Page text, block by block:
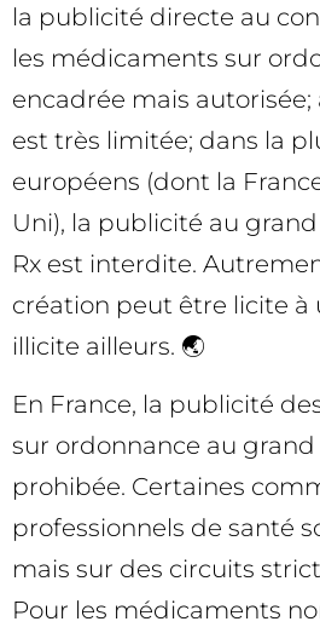
la publicité directe au
les médicaments sur
encadrée mais autorisée;
est très limitée; dans la
européens (dont la
Uni), la publicité au
Rx est interdite.
création peut être licite à
illicite ailleurs. 🌏
En France, la publicité
sur ordonnance au
prohibée. Certaines
professionnels de santé
mais sur des circuits
Pour les médicaments